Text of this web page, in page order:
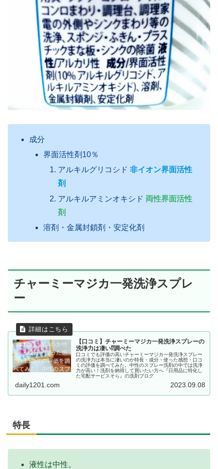
成分
界面活性剤10％
アルキルグリコシド 非イオン界面活性
剤
アルキルアミンオキシド 両性界面活性
剤
溶剤・金属封鎖剤・安定化剤
チャーミーマジカ一発洗浄スプレ
ー
【口コミ】チャーミーマジカ一発洗浄スプレーの
洗浄力は凄い⁉調べた
口コミでも評価の高いチャーミーマジカ一発洗浄スプレー
の洗浄力は本当に凄いのか特長・成分・使った感想・口コ
ミの評価を調べてみた。中性のスプレー洗剤の中では洗浄
力が高い！洗剤を納得して買いたい方へ『日用品に特化し
た宅配サービスそら』の洗剤ブログ
daily1201.com 2023.09.08
特長
液性は中性。